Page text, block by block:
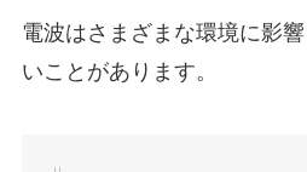
電波はさまざまな環境に影
いことがあります。